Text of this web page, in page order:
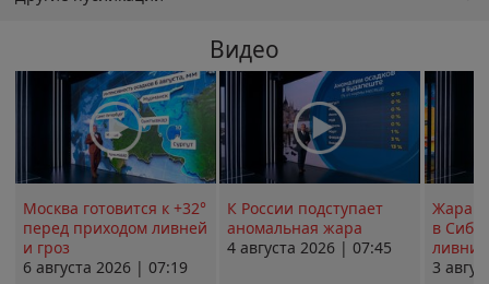
Видео
Москва готовится к +32°
перед приходом ливней
и гроз
6 августа 2026 | 07:19
К России подступает
аномальная жара
4 августа 2026 | 07:45
Жара в
в
ливни
3